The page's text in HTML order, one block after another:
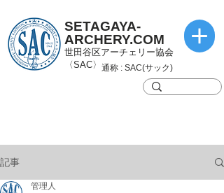
SETAGAYA-
ARCHERY.COM
世田谷区アーチェリー協会
〈SAC〉 通称 : SAC(サック)
記事
管理人